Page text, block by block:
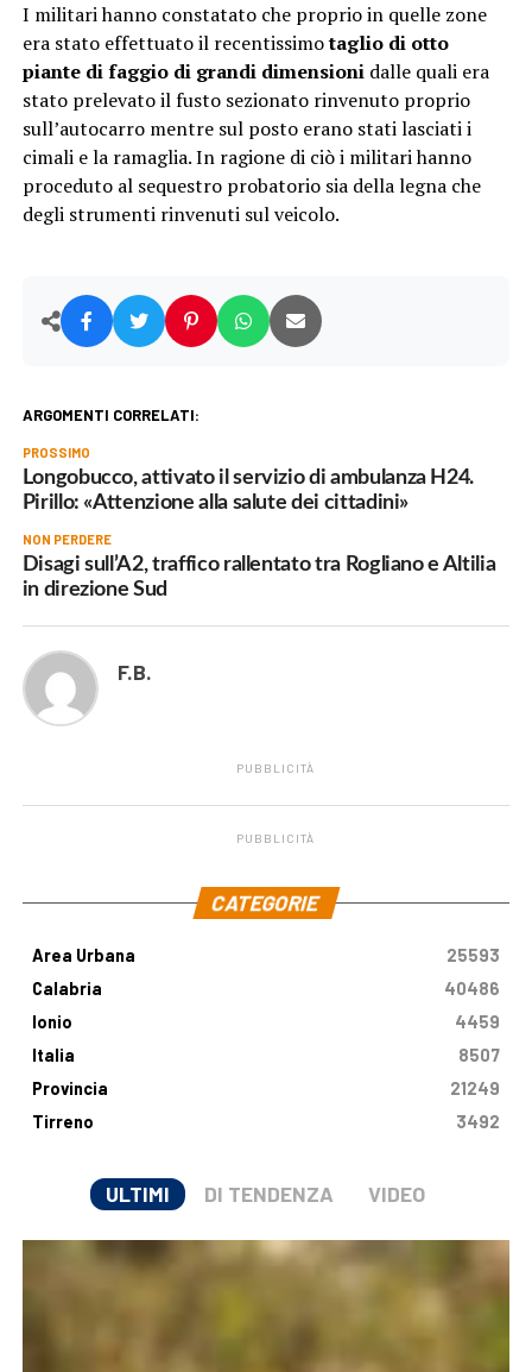
I militari hanno constatato che proprio in quelle zone
era stato effettuato il recentissimotaglio di otto
piante di faggio di grandi dimensionidalle quali era
stato prelevato il fusto sezionato rinvenuto proprio
sull’autocarro mentre sul posto erano stati lasciati i
cimali e la ramaglia. In ragione di ciò i militari hanno
proceduto al sequestro probatorio sia della legna che
degli strumenti rinvenuti sul veicolo.
ARGOMENTI CORRELATI:
PROSSIMO
Longobucco, attivato il servizio di ambulanza H24.
Pirillo: «Attenzione alla salute dei cittadini»
NON PERDERE
Disagi sull’A2, traffico rallentato tra Rogliano e Altilia
in direzione Sud
F.B.
PUBBLICITÀ
PUBBLICITÀ
CATEGORIE
Area Urbana
25593
Calabria
40486
Ionio
4459
Italia
8507
Provincia
21249
Tirreno
3492
ULTIMI DI TENDENZA VIDEO